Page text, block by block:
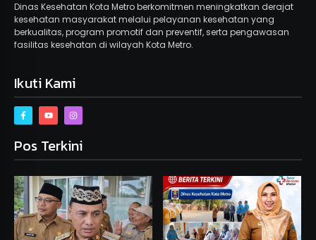
Dinas Kesehatan Kota Metro berkomitmen meningkatkan derajat
kesehatan masyarakat melalui pelayanan kesehatan yang
berkualitas, program promotif dan preventif, serta pengawasan
fasilitas kesehatan di wilayah Kota Metro.
Ikuti Kami
Pos Terkini